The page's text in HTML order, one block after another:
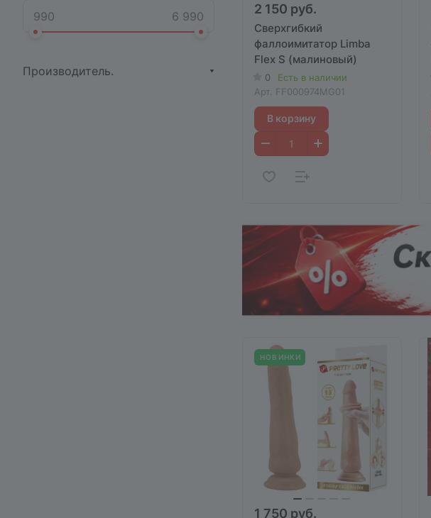
2 150 руб.
Сверхгибкий
фаллоимитатор Limba
Flex S (малиновый)
0
Есть в наличии
Арт. FF000974MG01
В корзину
НОВИНКИ
1 750 руб.
Производитель.